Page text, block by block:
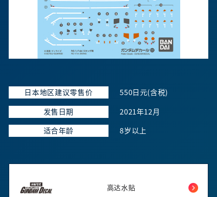
日本地区建议零售价 550日元(含税)
发售日期 2021年12月
适合年龄 8岁以上
高达水贴